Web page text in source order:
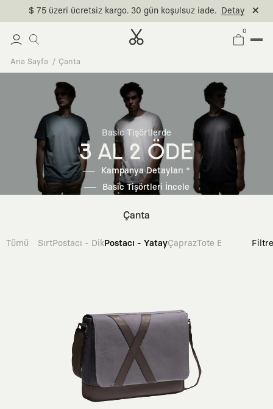
$ 75 üzeri ücretsiz kargo. 30 gün koşulsuz iade. Detay
0
Ana Sayfa Çanta
Basic Tişörtlerde
3 AL 2 ÖDE
Kampanya Detayları *
Basic Tişörtleri İncele
Çanta
Tümü SırtPostacı - DikPostacı - YatayÇaprazTote Bag Filtre